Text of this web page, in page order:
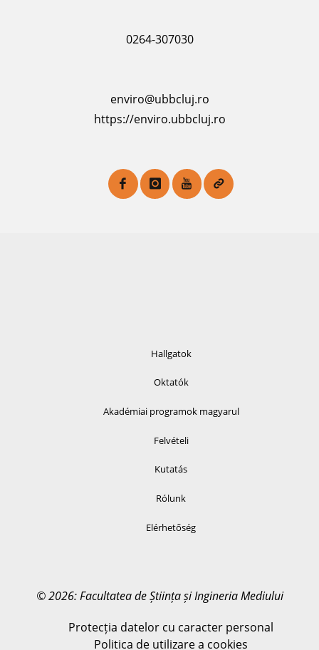
0264-307030
enviro@ubbcluj.ro
https://enviro.ubbcluj.ro
Hallgatok
Oktatók
Akadémiai programok magyarul
Felvételi
Kutatás
Rólunk
Elérhetőség
© 2026: Facultatea de Știința și Ingineria Mediului
Protecția datelor cu caracter personal
Politica de utilizare a cookies